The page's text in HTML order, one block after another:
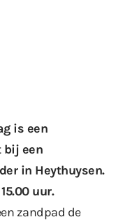
is een
bij een
in Heythuysen.
uur.
zandpad de